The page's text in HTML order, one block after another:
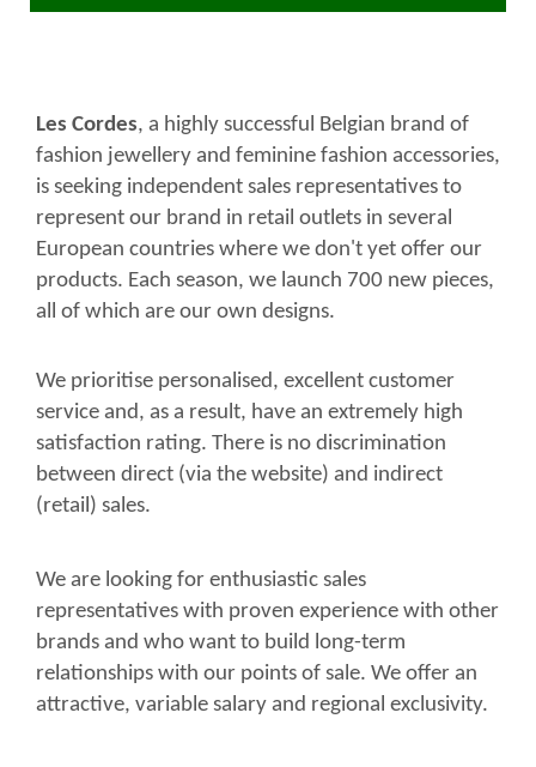
Les Cordes, a highly successful Belgian brand of
fashion jewellery and feminine fashion accessories,
is seeking independent sales representatives to
represent our brand in retail outlets in several
European countries where we don't yet offer our
products. Each season, we launch 700 new pieces,
all of which are our own designs.
We prioritise personalised, excellent customer
service and, as a result, have an extremely high
satisfaction rating. There is no discrimination
between direct (via the website) and indirect
(retail) sales.
We are looking for enthusiastic sales
representatives with proven experience with other
brands and who want to build long-term
relationships with our points of sale. We offer an
attractive, variable salary and regional exclusivity.